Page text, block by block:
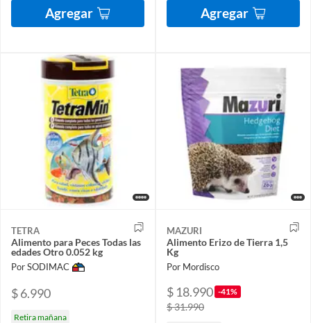
Agregar Agregar
TETRA
Alimento para Peces Todas las
edades Otro 0.052 kg
Por SODIMAC
$ 6.990
Retira mañana
MAZURI
Alimento Erizo de Tierra 1,5
Kg
Por Mordisco
$ 18.990 -41%
$ 31.990